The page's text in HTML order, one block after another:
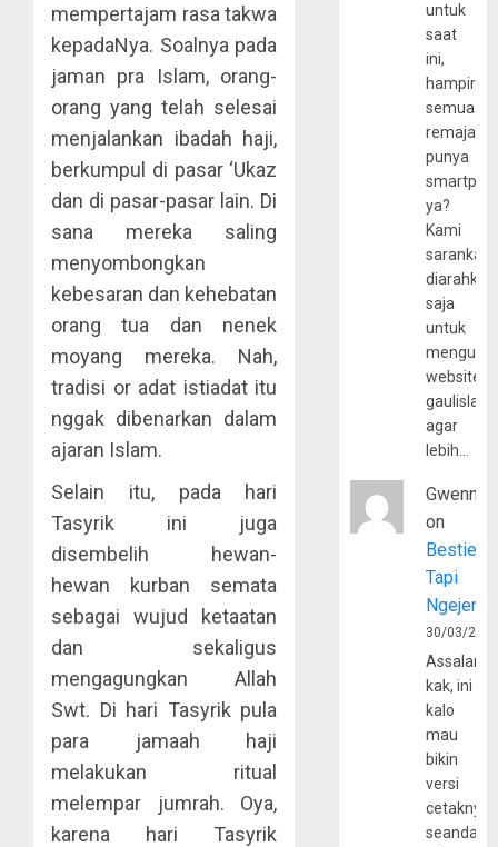
mempertajam rasa takwa
kepadaNya. Soalnya pada
jaman pra Islam, orang-
orang yang telah selesai
menjalankan ibadah haji,
berkumpul di pasar ‘Ukaz
dan di pasar-pasar lain. Di
sana mereka saling
menyombongkan
kebesaran dan kehebatan
orang tua dan nenek
moyang mereka. Nah,
tradisi or adat istiadat itu
nggak dibenarkan dalam
ajaran Islam.
Selain itu, pada hari
Tasyrik ini juga
disembelih hewan-
hewan kurban semata
sebagai wujud ketaatan
dan sekaligus
mengagungkan Allah
Swt. Di hari Tasyrik pula
para jamaah haji
melakukan ritual
melempar jumrah. Oya,
karena hari Tasyrik
untuk
saat
ini,
hampir
semua
remaja
punya
ya?
Kami
sarankan,
diarahkan
saja
untuk
website
agar
lebih…
Gwenny
on
Bestie
Tapi
30/03/
kak, ini
kalo
mau
bikin
versi
cetaknya